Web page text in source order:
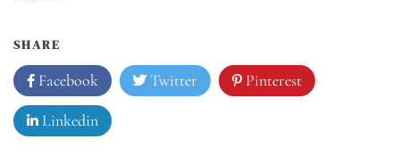
SHARE
Facebook Twitter Pinterest
Linkedin